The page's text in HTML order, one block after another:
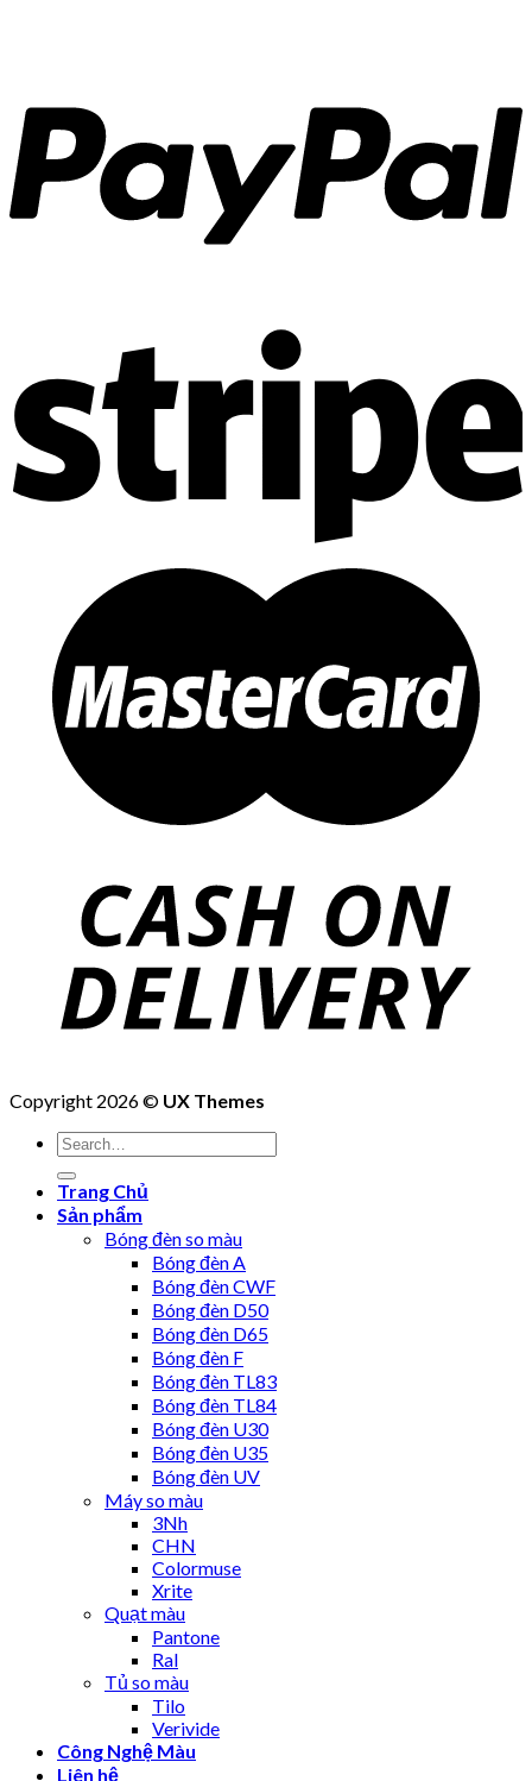
Copyright 2026 © UX Themes
Trang Chủ
Sản phẩm
Bóng đèn so màu
Bóng đèn A
Bóng đèn CWF
Bóng đèn D50
Bóng đèn D65
Bóng đèn F
Bóng đèn TL83
Bóng đèn TL84
Bóng đèn U30
Bóng đèn U35
Bóng đèn UV
Máy so màu
3Nh
CHN
Colormuse
Xrite
Quạt màu
Pantone
Ral
Tủ so màu
Tilo
Verivide
Công Nghệ Màu
Liên hệ